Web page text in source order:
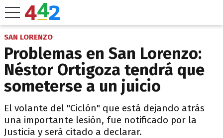
SAN LORENZO
Problemas en San Lorenzo:
Néstor Ortigoza tendrá que
someterse a un juicio
El volante del "Ciclón" que está dejando atrás
una importante lesión, fue notificado por la
Justicia y será citado a declarar.